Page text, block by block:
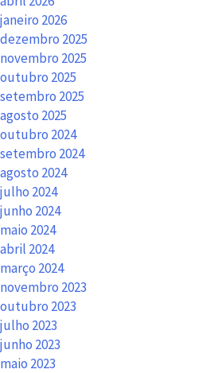
janeiro 2026
dezembro 2025
novembro 2025
outubro 2025
setembro 2025
agosto 2025
outubro 2024
setembro 2024
agosto 2024
julho 2024
junho 2024
maio 2024
abril 2024
março 2024
novembro 2023
outubro 2023
julho 2023
junho 2023
maio 2023